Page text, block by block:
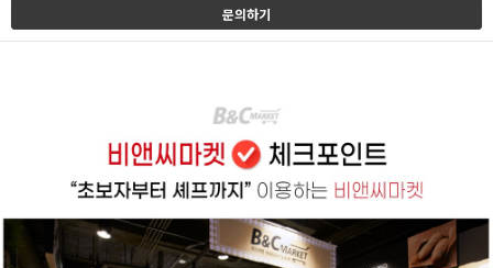
문의하기